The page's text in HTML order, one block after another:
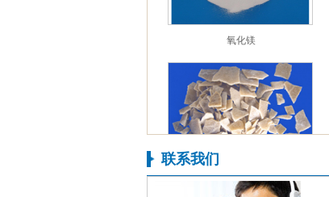
氯化镁黄片
联系我们